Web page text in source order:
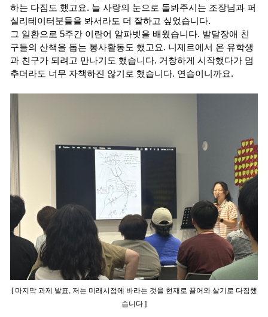
하는 다짐도 했고요. 늘 사랑의 눈으로 돌봐주시는 조장님과 퍼
실리테이터분들을 봐서라도 더 잘하고 싶었습니다.
그 일환으로 5주간 이란어 알파벳을 배웠습니다. 발달장애 친
구들의 산책을 돕는 봉사활동도 했고요. 니제르에서 온 유학생
과 친구가 되려고 만나기도 했습니다. 거창하게 시작했다가 멈
추더라도 너무 자책하진 않기로 했습니다. 연습이니까요.
[ 마지막 과제 발표, 저는 미래시점에 바라는 것을 현재로 끌어와 살기로 다짐했
습니다 ]